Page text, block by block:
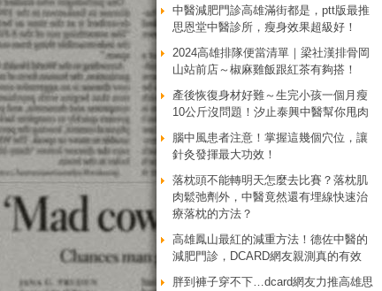
中醫減肥門診高雄滿街都是，ptt版最推
思恩堂中醫診所，瘦身效果超級好！
2024高雄排隊便當清單｜梁社漢排骨岡
山站前店～椒麻雞飯跟紅茶有夠搭！
產後恢復身材好難～生完小孩一個月瘦
10公斤沒問題！汐止泰興中醫幫你甩肉
腦中風患者注意！掌握這幾個穴位，讓
針灸發揮最大功效！
落枕頭不能轉明天怎麼去比賽？落枕肌
肉鬆弛劑外，中醫竟然還有埋線快速治
療落枕的方法？
高雄鳳山最紅的減重方法！德佐中醫的
減肥門診，DCARD網友親測真的有效
胖到褲子穿不下…dcard網友力推高雄思